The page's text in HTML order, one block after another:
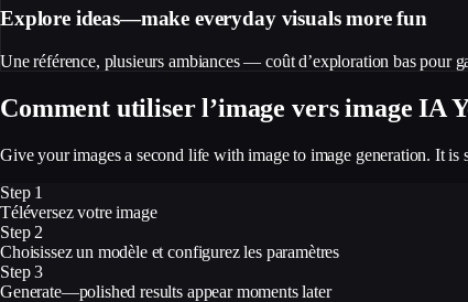
Explore ideas—make everyday visuals more fun
Une référence, plusieurs ambiances — coût d’exploration bas pour
Comment utiliser l’image vers image IA
Give your images a second life with image to image generation. It is
Step 1
Téléversez votre image
Step 2
Choisissez un modèle et configurez les paramètres
Step 3
Generate—polished results appear moments later